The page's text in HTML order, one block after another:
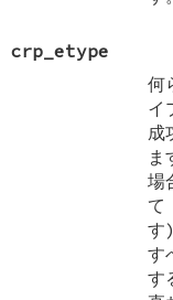
crp_etype
何
イ
成
ま
場
て
す
す
す